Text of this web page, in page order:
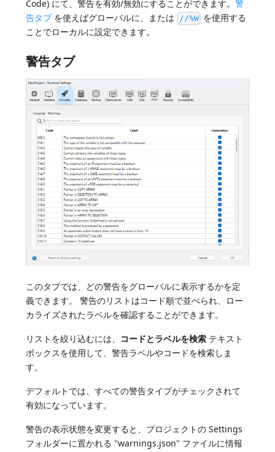
Code) にて、警告を有効/無効にすることができます。警
告タブ を使えばグローバルに、または //%W を使用する
ことでローカルに設定できます。
警告タブ
このタブでは、どの警告をグローバルに表示するかを定
義できます。 警告のリストはコード順で並べられ、ロー
カライズされたラベルを確認することができます。
リストを絞り込むには、 コードとラベルを検索 テキスト
ボックスを使用して、警告ラベルやコードを検索しま
す。
デフォルトでは、すべての警告タイプがチェックされて
有効になっています。
警告の表示状態を変更すると、プロジェクトの Settings
フォルダーに置かれる "warnings.json" ファイルに情報